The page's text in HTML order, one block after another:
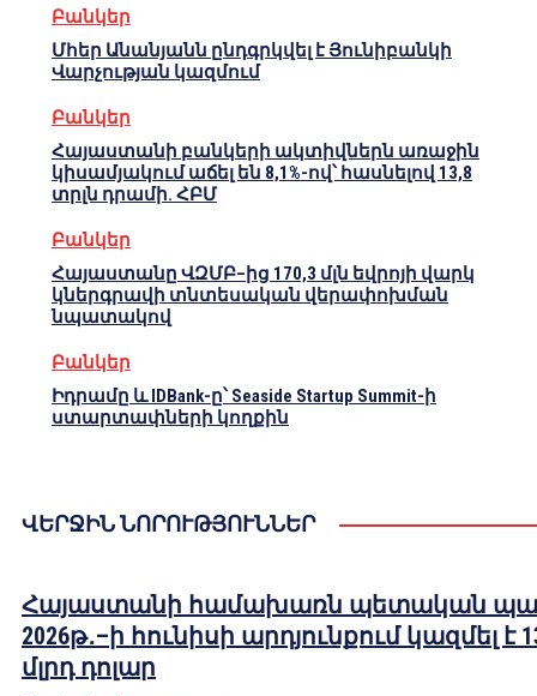
Բանկեր
Մհեր Անանյանն ընդգրկվել է Յունիբանկի
Վարչության կազմում
Բանկեր
Հայաստանի բանկերի ակտիվներն առաջին
կիսամյակում աճել են 8,1%-ով՝ հասնելով 13,8
տրլն դրամի. ՀԲՄ
Բանկեր
Հայաստանը ՎԶՄԲ–ից 170,3 մլն եվրոյի վարկ
կներգրավի տնտեսական վերափոխման
նպատակով
Բանկեր
Իդրամը և IDBank-ը՝ Seaside Startup Summit-ի
ստարտափների կողքին
ՎԵՐՋԻՆ ՆՈՐՈՒԹՅՈՒՆՆԵՐ
Հայաստանի համախառն պետական
2026թ․–ի հունիսի արդյունքում կազմել է
մլրդ դոլար